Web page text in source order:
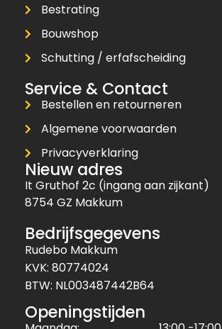
Bestrating
Bouwshop
Schutting / erfafscheiding
Service & Contact
Bestellen en retourneren
Algemene voorwaarden
Privacyverklaring
Nieuw adres
It Gruthof 2c (ingang aan zijkant)
8754 GZ Makkum
Bedrijfsgegevens
Rudebo Makkum
KVK: 80774024
BTW: NL003487442B64
Openingstijden